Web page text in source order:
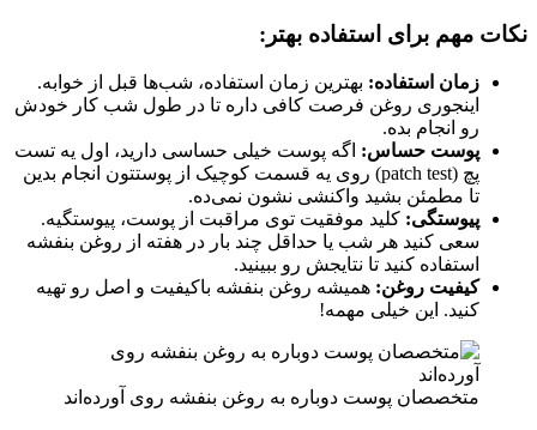
نکات مهم برای استفاده بهتر:
زمان استفاده: بهترین زمان استفاده، شب‌ها قبل از خوابه.
اینجوری روغن فرصت کافی داره تا در طول شب کار خودش
رو انجام بده.
پوست حساس: اگه پوست خیلی حساسی دارید، اول یه تست
پچ (patch test) روی یه قسمت کوچیک از پوستتون انجام بدین
تا مطمئن بشید واکنشی نشون نمی‌ده.
پیوستگی: کلید موفقیت توی مراقبت از پوست، پیوستگیه.
سعی کنید هر شب یا حداقل چند بار در هفته از روغن بنفشه
استفاده کنید تا نتایجش رو ببینید.
کیفیت روغن: همیشه روغن بنفشه باکیفیت و اصل رو تهیه
کنید. این خیلی مهمه!
متخصصان پوست دوباره به روغن بنفشه روی آورده‌اند